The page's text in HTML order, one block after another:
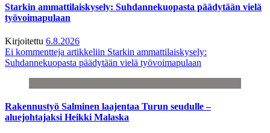
Starkin ammattilaiskysely: Suhdannekuopasta päädytään vielä
työvoimapulaan
Kirjoitettu 6.8.2026
Ei kommentteja artikkeliin Starkin ammattilaiskysely:
Suhdannekuopasta päädytään vielä työvoimapulaan
Rakennustyö Salminen laajentaa Turun seudulle –
aluejohtajaksi Heikki Malaska